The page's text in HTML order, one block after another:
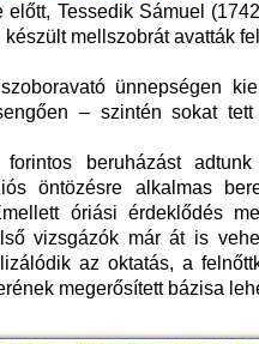
Tessedik Sámuel
mellszobrát avatták
ünnepségen
– szintén sokat
beruházást
öntözésre alkalmas
óriási érdeklődés
vizsgázók már át is
az oktatás, a
megerősített bázisa